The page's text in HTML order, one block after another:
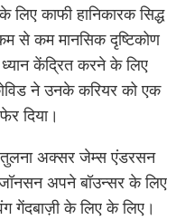
लिए काफी हानिकारक सिद्ध
से कम मानसिक दृष्टिकोण
केंद्रित करने के लिए
ने उनके करियर को एक
दिया।
तुलना अक्सर जेम्स एंडरसन
अपने बॉउन्सर के लिए
गेंदबाज़ी के लिए के लिए।